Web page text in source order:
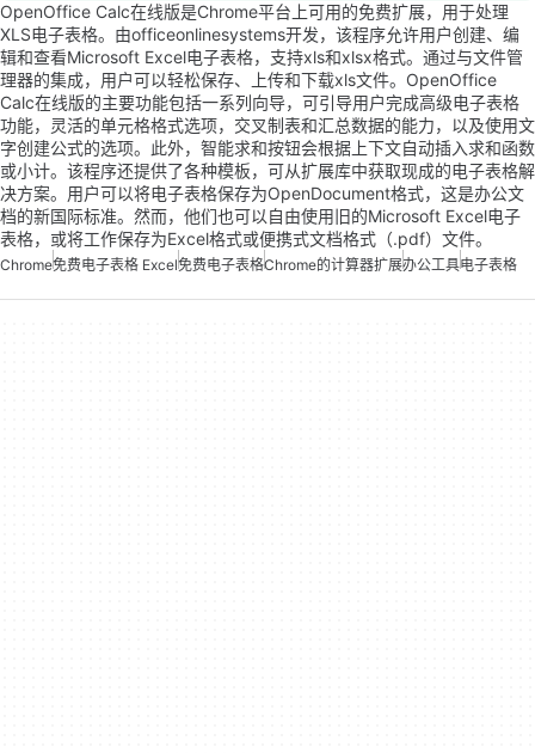
OpenOffice Calc在线版是Chrome平台上可用的免费扩展，用于处理
XLS电子表格。由officeonlinesystems开发，该程序允许用户创建、编
辑和查看Microsoft Excel电子表格，支持xls和xlsx格式。通过与文件管
理器的集成，用户可以轻松保存、上传和下载xls文件。OpenOffice
Calc在线版的主要功能包括一系列向导，可引导用户完成高级电子表格
功能，灵活的单元格格式选项，交叉制表和汇总数据的能力，以及使用文
字创建公式的选项。此外，智能求和按钮会根据上下文自动插入求和函数
或小计。该程序还提供了各种模板，可从扩展库中获取现成的电子表格解
决方案。用户可以将电子表格保存为OpenDocument格式，这是办公文
档的新国际标准。然而，他们也可以自由使用旧的Microsoft Excel电子
表格，或将工作保存为Excel格式或便携式文档格式（.pdf）文件。
Chrome免费电子表格 Excel免费电子表格Chrome的计算器扩展办公工具电子表格